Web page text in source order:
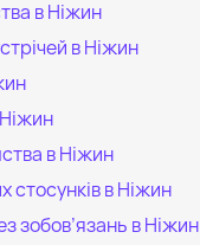
в Ніжин
в Ніжин
в Ніжин
стосунків в Ніжин
зобов’язань в Ніжин